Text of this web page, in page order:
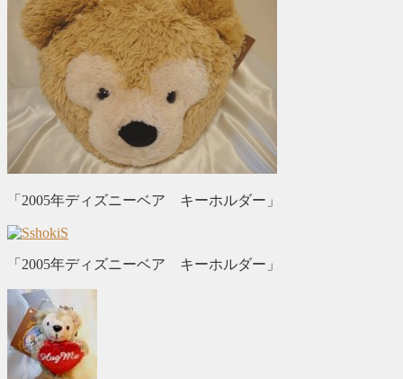
「2005年ディズニーベア キーホルダー」
「2005年ディズニーベア キーホルダー」